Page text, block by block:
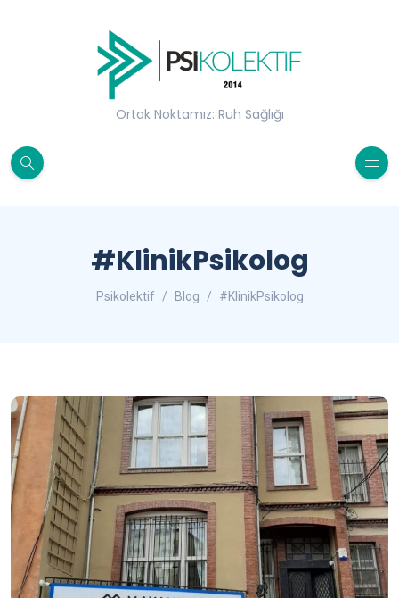
Ortak Noktamız: Ruh Sağlığı
#KlinikPsikolog
Psikolektif Blog #KlinikPsikolog